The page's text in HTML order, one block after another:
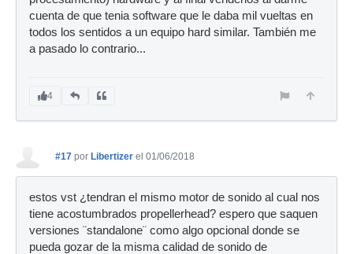
cuenta de que tenia software que le daba mil vueltas en
todos los sentidos a un equipo hard similar. También me
a pasado lo contrario...
4
#17 por Libertizer el 01/06/2018
estos vst ¿tendran el mismo motor de sonido al cual nos
tiene acostumbrados propellerhead? espero que saquen
versiones ¨standalone¨ como algo opcional donde se
pueda gozar de la misma calidad de sonido de